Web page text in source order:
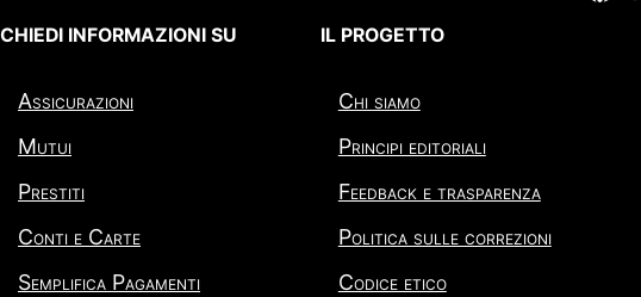
CHIEDI INFORMAZIONI SU
Assicurazioni
Mutui
Prestiti
Conti e Carte
Semplifica Pagamenti
IL PROGETTO
Chi siamo
Principi editoriali
Feedback e trasparenza
Politica sulle correzioni
Codice etico